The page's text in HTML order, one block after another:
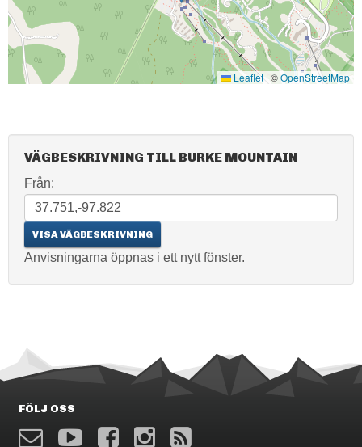
Leaflet | ©OpenStreetMap
VÄGBESKRIVNING TILL BURKE MOUNTAIN
Från:
Anvisningarna öppnas i ett nytt fönster.
FÖLJ OSS